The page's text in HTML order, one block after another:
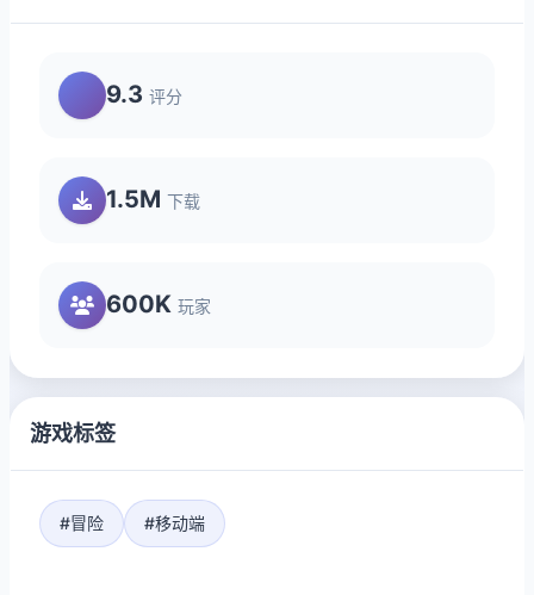
9.3 评分
1.5M 下载
600K 玩家
游戏标签
#冒险 #移动端